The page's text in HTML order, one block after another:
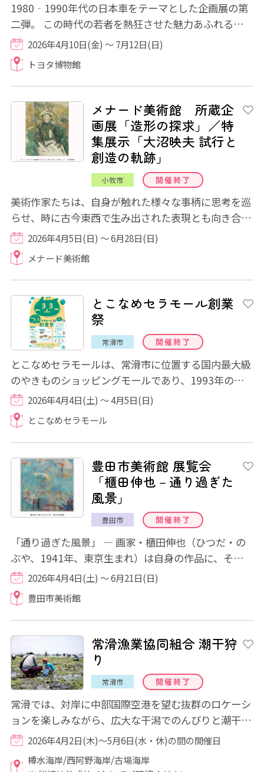
1980‐1990年代の日本車をテーマとした企画展の第
二弾。 この時代の若者を熱狂させた魅力あふれるクル
マとオートバイ。その誕生の裏にはメーカーの...
2026年4月10日(金) ～ 7月12日(日)
トヨタ博物館
メナード美術館 所蔵企
画展「造形の探求」／特
集展示「大沼映夫 試行と
創造の軌跡」
小牧市 開催終了
美術作家たちは、自身が触れた様々な事柄に思考を巡
らせ、時に古今東西で生み出された表現とも向き合い
ながら、新しい「かたち」を創造します。本...
2026年4月5日(日) ～ 6月28日(日)
メナード美術館
とこなめセラモール創業
祭
常滑市 開催終了
とこなめセラモールは、常滑市に位置する国内最大級
のやきものショッピングモールであり、1993年の創
業から今年で33年を迎えました。今年は、創業3...
2026年4月4日(土) ～ 4月5日(日)
とこなめセラモール
豊田市美術館 展覧会
「櫃田伸也－通り過ぎた
風景」
豊田市 開催終了
「通り過ぎた風景」 ― 画家・櫃田伸也（ひつだ・の
ぶや、1941年、東京生まれ）は自身の作品に、そして
多くの個展にこの言葉を付してきました。画家...
2026年4月4日(土) ～ 6月21日(日)
豊田市美術館
常滑漁業協同組合 潮干狩
り
常滑市 開催終了
常滑では、対岸に中部国際空港を望む抜群のロケーシ
ョンを楽しみながら、広大な干潟でのんびりと潮干狩
りを楽しむ事ができます。 遠浅の砂浜で行...
2026年4月2日(木)～5月6日(水・休)の間の開催日
樽水海岸/西阿野海岸/古場海岸